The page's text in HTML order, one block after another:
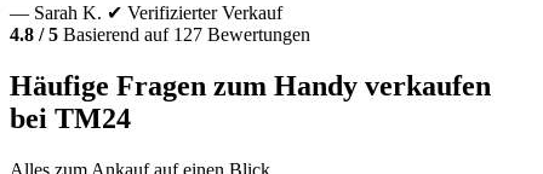
— Sarah K. ✔ Verifizierter Verkauf
4.8 / 5 Basierend auf 127 Bewertungen
Häufige Fragen zum Handy verkaufen
bei TM24
Alles zum Ankauf auf einen Blick